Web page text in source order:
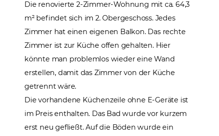
Die renovierte 2-Zimmer-Wohnung mit ca. 64,3
m² befindet sich im 2. Obergeschoss. Jedes
Zimmer hat einen eigenen Balkon. Das rechte
Zimmer ist zur Küche offen gehalten. Hier
könnte man problemlos wieder eine Wand
erstellen, damit das Zimmer von der Küche
getrennt wäre.
Die vorhandene Küchenzeile ohne E-Geräte ist
im Preis enthalten. Das Bad wurde vor kurzem
erst neu gefließt. Auf die Böden wurde ein